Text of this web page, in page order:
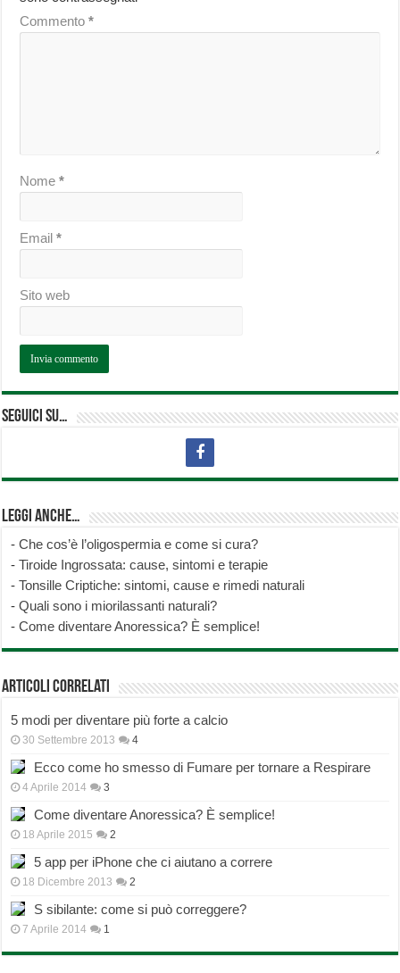
Commento*
Nome*
Email*
Sito web
Seguici su…
Leggi anche…
-Che cos’è l’oligospermia e come si cura?
-Tiroide Ingrossata: cause, sintomi e terapie
-Tonsille Criptiche: sintomi, cause e rimedi naturali
-Quali sono i miorilassanti naturali?
-Come diventare Anoressica? È semplice!
Articoli correlati
5 modi per diventare più forte a calcio
30 Settembre 2013 4
Ecco come ho smesso di Fumare per tornare a Respirare
4 Aprile 2014 3
Come diventare Anoressica? È semplice!
18 Aprile 2015 2
5 app per iPhone che ci aiutano a correre
18 Dicembre 2013 2
S sibilante: come si può correggere?
7 Aprile 2014 1